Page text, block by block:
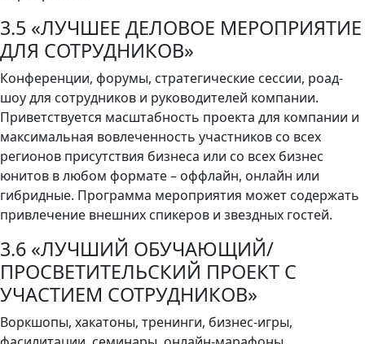
3.5 «ЛУЧШЕЕ ДЕЛОВОЕ МЕРОПРИЯТИЕ
ДЛЯ СОТРУДНИКОВ»
Конференции, форумы, стратегические сессии, роад-
шоу для сотрудников и руководителей компании.
Приветствуется масштабность проекта для компании и
максимальная вовлеченность участников со всех
регионов присутствия бизнеса или со всех бизнес
юнитов в любом формате – оффлайн, онлайн или
гибридные. Программа мероприятия может содержать
привлечение внешних спикеров и звездных гостей.
3.6 «ЛУЧШИЙ ОБУЧАЮЩИЙ/
ПРОСВЕТИТЕЛЬСКИЙ ПРОЕКТ С
УЧАСТИЕМ СОТРУДНИКОВ»
Воркшопы, хакатоны, тренинги, бизнес-игры,